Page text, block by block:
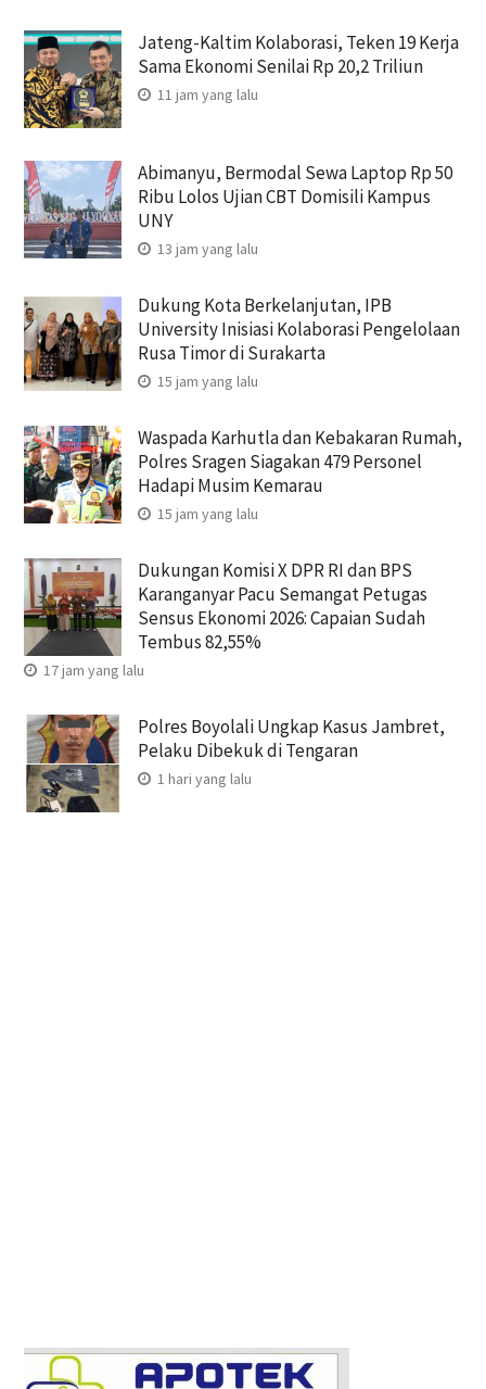
Jateng-Kaltim Kolaborasi, Teken 19 Kerja
Sama Ekonomi Senilai Rp 20,2 Triliun
11 jam yang lalu
Abimanyu, Bermodal Sewa Laptop Rp 50
Ribu Lolos Ujian CBT Domisili Kampus
UNY
13 jam yang lalu
Dukung Kota Berkelanjutan, IPB
University Inisiasi Kolaborasi Pengelolaan
Rusa Timor di Surakarta
15 jam yang lalu
Waspada Karhutla dan Kebakaran Rumah,
Polres Sragen Siagakan 479 Personel
Hadapi Musim Kemarau
15 jam yang lalu
Dukungan Komisi X DPR RI dan BPS
Karanganyar Pacu Semangat Petugas
Sensus Ekonomi 2026: Capaian Sudah
Tembus 82,55%
17 jam yang lalu
Polres Boyolali Ungkap Kasus Jambret,
Pelaku Dibekuk di Tengaran
1 hari yang lalu